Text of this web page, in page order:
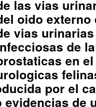
las vias
oido
vias
de
en
por el
de